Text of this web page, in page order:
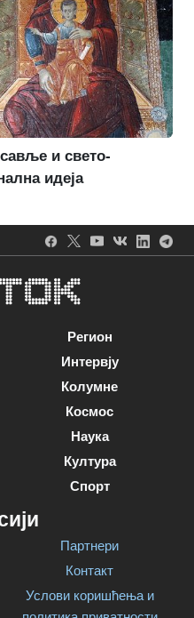
и свето-
идеја
Регион
Интервју
Колумне
Космос
Наука
Култура
Спорт
Партнери
Контакт
Услови коришћења и